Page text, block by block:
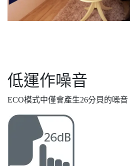
低運作噪音
ECO模式中僅會產生26分貝的噪